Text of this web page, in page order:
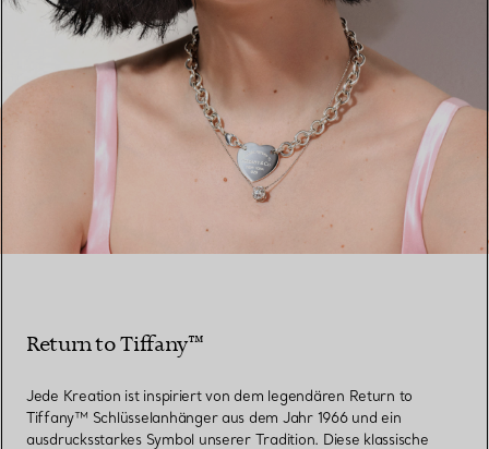
Return to Tiffany™
Jede Kreation ist inspiriert von dem legendären Return to
Tiffany™ Schlüsselanhänger aus dem Jahr 1966 und ein
ausdrucksstarkes Symbol unserer Tradition. Diese klassische